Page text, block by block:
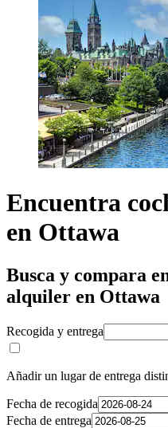
Encuentra
en Ottawa
Busca y compara
alquiler en Ottawa
Recogida y entrega
Añadir un lugar de entrega
Fecha de recogida
Fecha de entrega